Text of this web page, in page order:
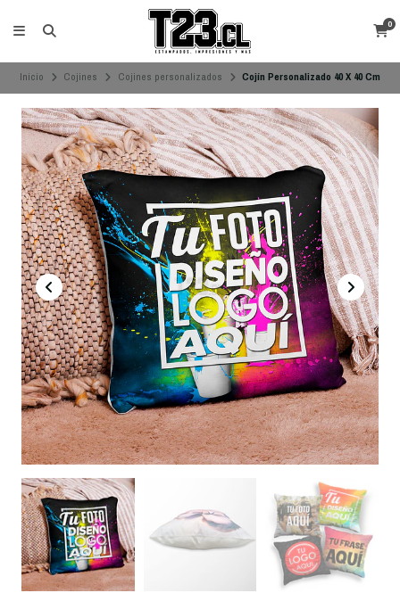
0
Inicio Cojines Cojines personalizados Cojín Personalizado 40 X 40 Cm